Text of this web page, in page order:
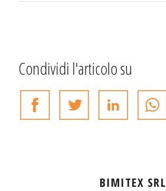
Condividi l'articolo su
BIMITEX SRL